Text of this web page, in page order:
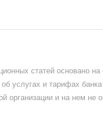
статей основано на
услугах и тарифах
организации и на нем не